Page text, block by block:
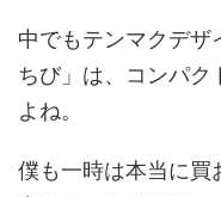
中でもテンマクデ
ちび」は、コンパク
よね。
僕も一時は本当に買